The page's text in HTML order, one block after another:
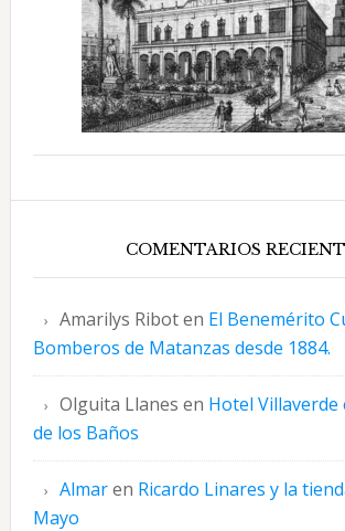
COMENTARIOS
Amarilys Riboten El Benemérito
Bomberos de Matanzas desde 1884.
Olguita Llanes en Hotel Villaverde
de los Baños
Almaren Ricardo Linares y la
Mayo